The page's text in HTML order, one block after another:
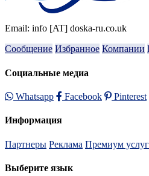
Email: info [AT] doska-ru.co.uk
Сообщение Избранное Компании
Социальные медиа
Whatsapp Facebook Pinterest
Информация
Партнеры Реклама Премиум
Выберите язык